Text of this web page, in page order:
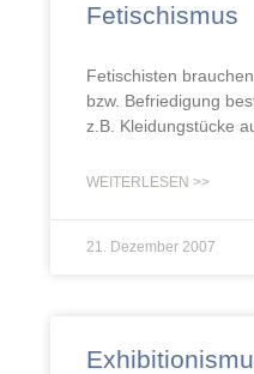
Fetischismus
Fetischisten
bzw. Befriedigung
z.B. Kleidungstücke
WEITERLESEN >>
21. Dezember 2007